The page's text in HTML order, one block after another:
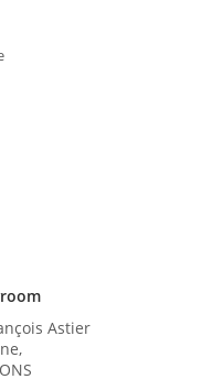
Astier